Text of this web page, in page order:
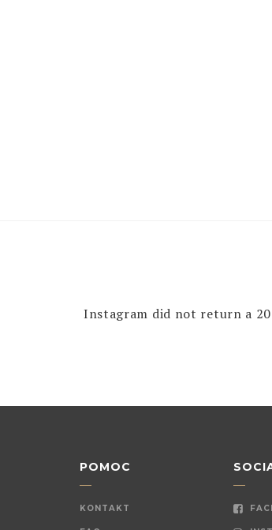
Instagram did not return a
POMOC
KONTAKT